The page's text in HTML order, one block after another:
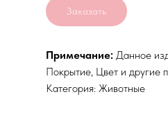
Заказать
Примечание: Данное
Покрытие, Цвет и другие
Категория: Животные